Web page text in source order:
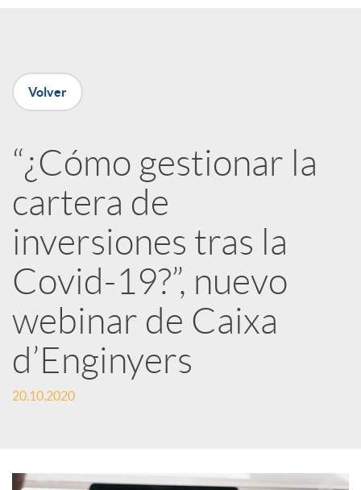
n
R
e
d
e
s
o
Volver
“¿Cómo gestionar la
cartera de
inversiones tras la
Covid-19?”, nuevo
webinar de Caixa
d’Enginyers
20.10.2020